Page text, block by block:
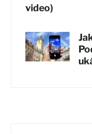
video)